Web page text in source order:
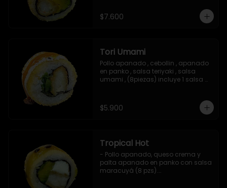
$7.600
Tori Umami
Pollo apanado , cebollin , apanado
en panko , salsa teriyaki , salsa
umami , (8piezas) incluye 1 salsa
$5.900
Tropical Hot
- Pollo apanado, queso crema y
palta apanado en panko con salsa
maracuyá (8 pzs).